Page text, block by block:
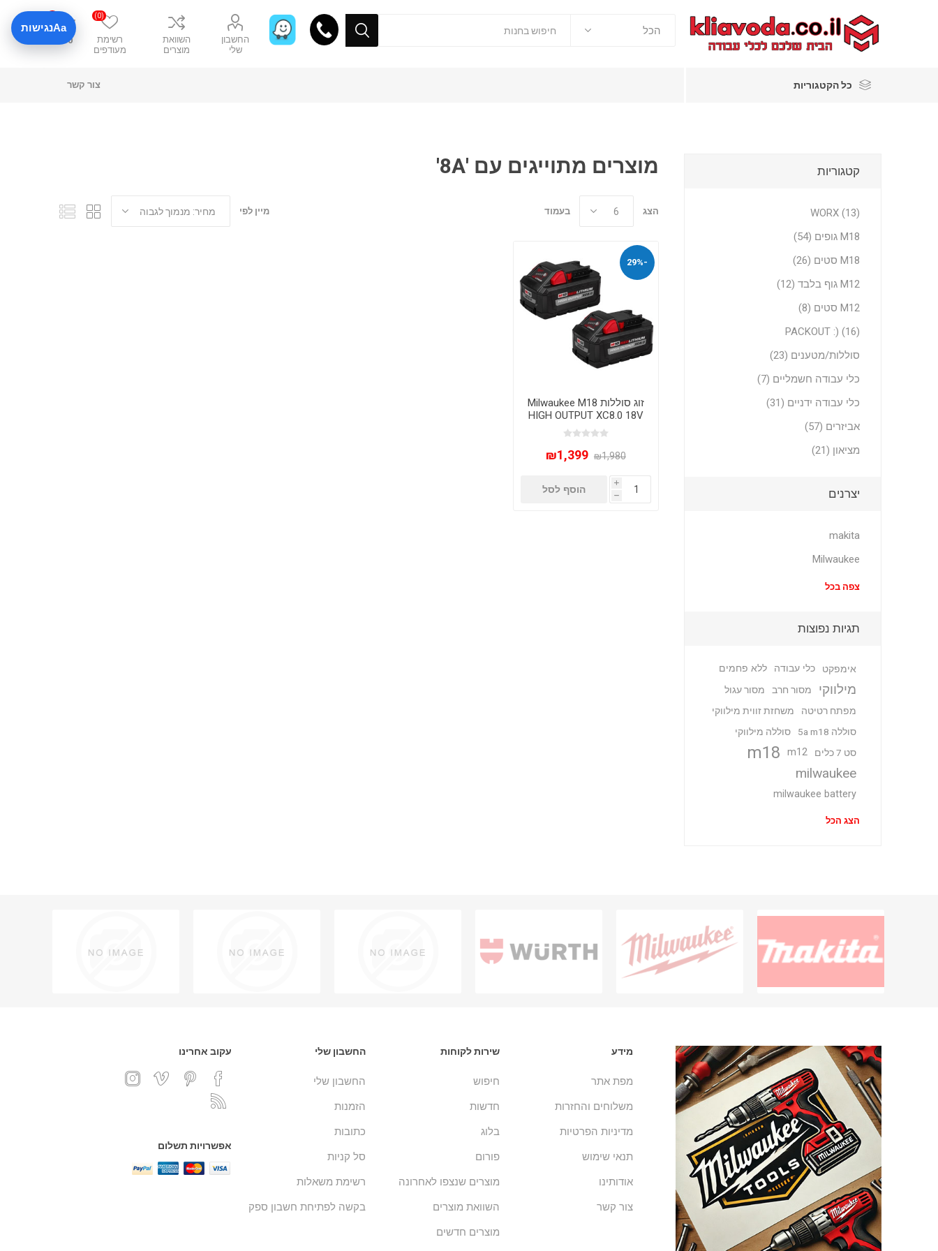
החשבון
שלי
השוואת
מוצרים
רשימת
מעודפים
(0)
₪0
כל הקטגוריות צור קשר
מוצרים מתוייגים עם '8A'
מיין לפי הצג בעמוד
-29%
זוג סוללות Milwaukee M18
HIGH OUTPUT XC8.0 18V
8.0Ah
₪1,980
₪1,399
i
h
הוסף לסל
קטגוריות
WORX (13)
M18 גופים (54)
M18 סטים (26)
M12 גוף בלבד (12)
M12 סטים (8)
PACKOUT :) (16)
סוללות/מטענים (23)
כלי עבודה חשמליים (7)
כלי עבודה ידניים (31)
אביזרים (57)
מציאון (21)
יצרנים
makita
Milwaukee
צפה בכל
תגיות נפוצות
אימפקט כלי עבודה ללא פחמים
מילווקי מסור חרב
מסור עגול
מפתח רטיטה
משחזת זווית מילווקי
סוללה 5a m18
סוללה מילווקי
סט 7 כלים
m12
m18
milwaukee
milwaukee battery
הצג הכל
מידע
מפת אתר
משלוחים והחזרות
מדיניות הפרטיות
תנאי שימוש
אודותינו
צור קשר
שירות לקוחות
חיפוש
חדשות
בלוג
פורום
מוצרים שנצפו לאחרונה
השוואת מוצרים
מוצרים חדשים
החשבון שלי
החשבון שלי
הזמנות
כתובות
סל קניות
רשימת משאלות
בקשה לפתיחת חשבון ספק
עקוב אחרינו
אפשרויות תשלום
Aaנגישות